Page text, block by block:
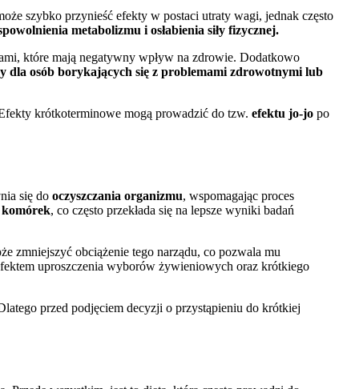
szybko przynieść efekty w postaci utraty wagi, jednak często
metabolizmu i osłabienia siły fizycznej.
które mają negatywny wpływ na zdrowie. Dodatkowo
dla osób borykających się z problemami zdrowotnymi lub
krótkoterminowe mogą prowadzić do tzw. efektu jo-jo po
się do oczyszczania organizmu, wspomagając proces
, co często przekłada się na lepsze wyniki badań
zmniejszyć obciążenie tego narządu, co pozwala mu
uproszczenia wyborów żywieniowych oraz krótkiego
przed podjęciem decyzji o przystąpieniu do krótkiej